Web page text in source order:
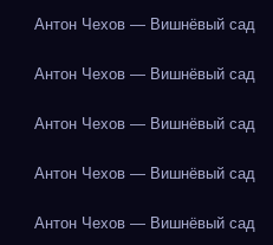
Антон Чехов — Вишнёвый сад
Антон Чехов — Вишнёвый сад
Антон Чехов — Вишнёвый сад
Антон Чехов — Вишнёвый сад
Антон Чехов — Вишнёвый сад